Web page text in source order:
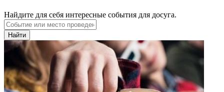
Найдите для себя интересные события для досуга.
Найти